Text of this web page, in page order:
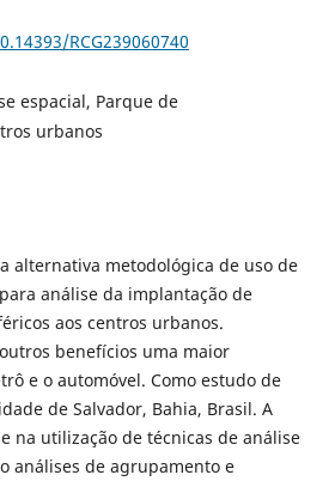
RCG239060740
espacial, Parque de
urbanos
alternativa metodológica de uso de
análise da implantação de
aos centros urbanos.
benefícios uma maior
e o automóvel. Como estudo de
de Salvador, Bahia, Brasil. A
na utilização de técnicas de análise
análises de agrupamento e